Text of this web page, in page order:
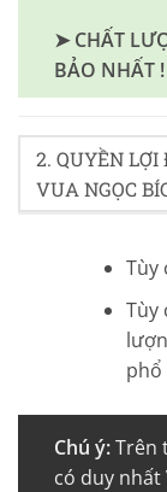
➤ CHẤT
BẢO NHẤT !
2. QUYỀN
VUA NGỌC
Tùy
Tùy
phổ
Chú ý:Trên
có duy nhất